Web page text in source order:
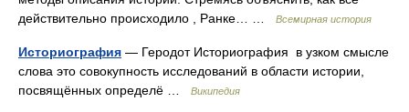
действительно происходило , Ранке… …
Всемирная история
Историография — Геродот Историография в узком смысле
слова это совокупность исследований в области истории,
посвящённых определё …
Википедия